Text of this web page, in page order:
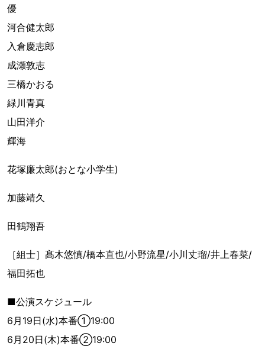
優
河合健太郎
入倉慶志郎
成瀬敦志
三橋かおる
緑川青真
山田洋介
輝海
花塚廉太郎(おとな小学生)
加藤靖久
田鶴翔吾
［組士］髙木悠慎/橋本直也/小野流星/小川丈瑠/井上春菜/
福田拓也
■公演スケジュール
6月19日(水)本番①19:00
6月20日(木)本番②19:00